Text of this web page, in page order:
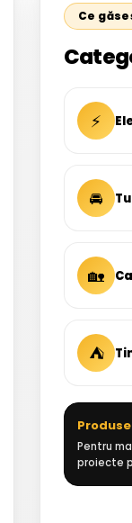
Ce
⚡
🚘
🏡
⛺
Pentru
proiecte